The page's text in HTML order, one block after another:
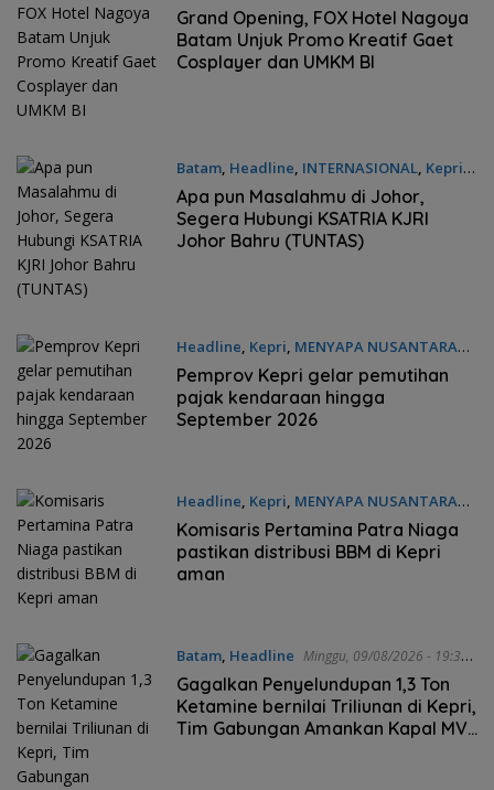
WIB
Grand Opening, FOX Hotel Nagoya
Batam Unjuk Promo Kreatif Gaet
Cosplayer dan UMKM BI
Batam, Headline, INTERNASIONAL, Kepri
Minggu, 09/08/2026 - 21:05 WIB
Apa pun Masalahmu di Johor,
Segera Hubungi KSATRIA KJRI
Johor Bahru (TUNTAS)
Headline, Kepri, MENYAPA NUSANTARA
Minggu, 09/08/2026 - 20:13 WIB
Pemprov Kepri gelar pemutihan
pajak kendaraan hingga
September 2026
Headline, Kepri, MENYAPA NUSANTARA
Minggu, 09/08/2026 - 20:11 WIB
Komisaris Pertamina Patra Niaga
pastikan distribusi BBM di Kepri
aman
Batam, Headline Minggu, 09/08/2026 - 19:38
WIB
Gagalkan Penyelundupan 1,3 Ton
Ketamine bernilai Triliunan di Kepri,
Tim Gabungan Amankan Kapal MV